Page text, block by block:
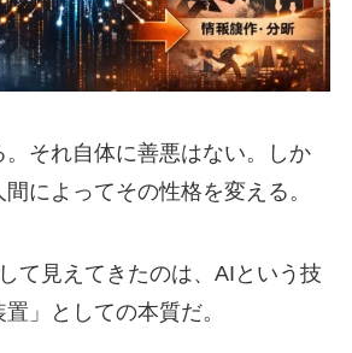
それ自体に善悪はない。しか
によってその性格を変える。
て見えてきたのは、AIという技
」としての本質だ。